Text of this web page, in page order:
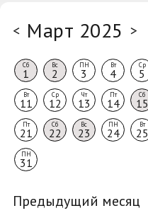
< Март 2025 >
Сб
1
Вс
2
ПН
3
Вт
4
Ср
5
Вт
11
Ср
12
Чт
13
Пт
14
Сб
15
Пт
21
Сб
22
Вс
23
ПН
24
Вт
25
ПН
31
Предыдущий месяц